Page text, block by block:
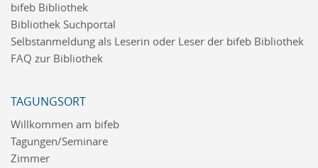
bifeb Bibliothek
Bibliothek Suchportal
Selbstanmeldung als Leserin oder Leser der bifeb Bibliothek
FAQ zur Bibliothek
TAGUNGSORT
Willkommen am bifeb
Tagungen/Seminare
Zimmer